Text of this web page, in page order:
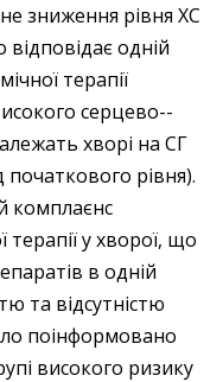
зниження рівня ХС
одній
терапії
­серцево-­
хворі на СГ
рівня).
комплаєнс
терапії у хворої, що
в одній
та відсутністю
поінформовано
високого ризику